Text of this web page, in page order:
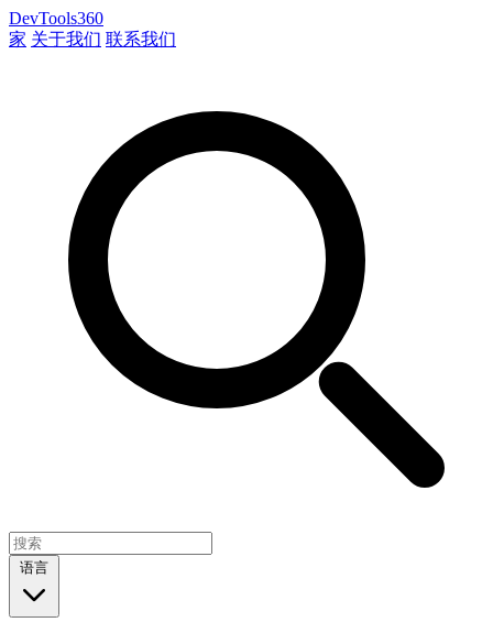
DevTools360
家 关于我们 联系我们
语言